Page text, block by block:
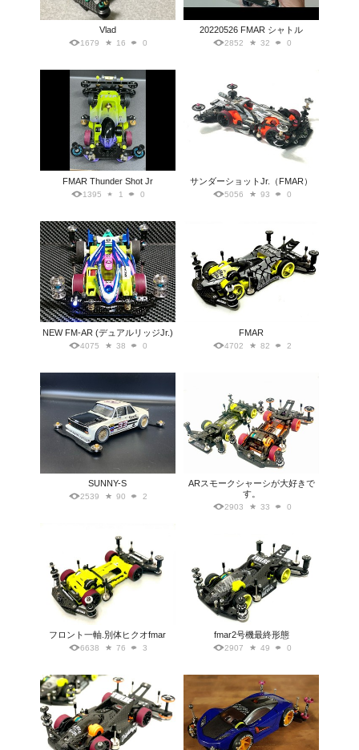
Vlad
1679 16 0
20220526 FMAR シャトル
2852 32 0
FMAR Thunder Shot Jr
1395 1 0
サンダーショットJr.（FMAR）
5056 93 0
NEW FM-AR (デュアルリッジJr.)
4075 38 0
FMAR
4702 82 2
SUNNY-S
2539 90 2
ARスモークシャーシが大好きで
す。
2903 33 0
フロント一軸.別体ヒクオfmar
6638 76 3
fmar2号機最終形態
2907 49 0